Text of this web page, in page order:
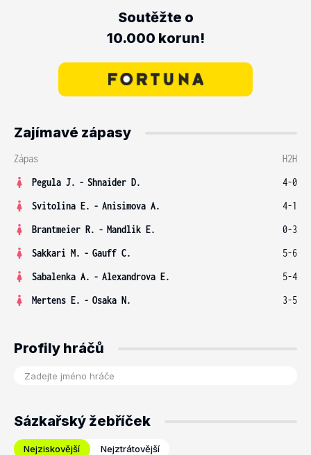
Soutěžte o
10.000 korun!
Zajímavé zápasy
Zápas
H2H
Pegula J. - Shnaider D.
4-0
Svitolina E. - Anisimova A.
4-1
Brantmeier R. - Mandlik E.
0-3
Sakkari M. - Gauff C.
5-6
Sabalenka A. - Alexandrova E.
5-4
Mertens E. - Osaka N. 3-5
Profily hráčů
Sázkařský žebříček
Nejziskovější Nejztrátovější